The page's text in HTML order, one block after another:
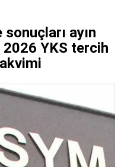
ayın
2026 YKS tercih